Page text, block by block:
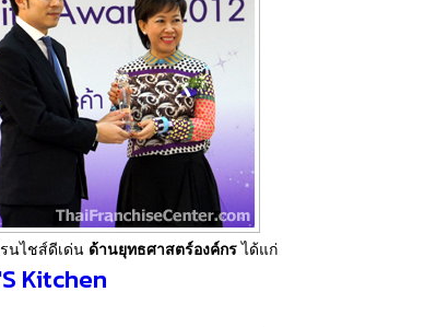
นไชส์ดีเด่นด้านยุทธศาสตร์องค์กรได้แก่
Kitchen